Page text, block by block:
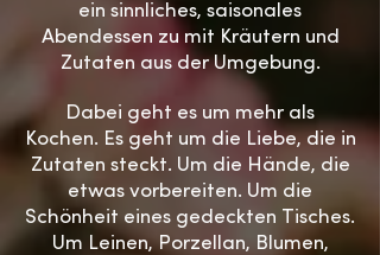
ein sinnliches, saisonales
Abendessen zu mit Kräutern und
Zutaten aus der Umgebung.
Dabei geht es um mehr als
Kochen. Es geht um die Liebe, die in
Zutaten steckt. Um die Hände, die
etwas vorbereiten. Um die
Schönheit eines gedeckten Tisches.
Um Leinen, Porzellan, Blumen,